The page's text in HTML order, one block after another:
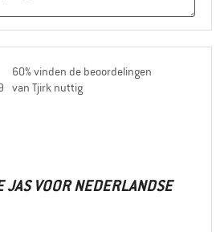
60% vinden de beoordelingen
van Tjirk nuttig
JAS VOOR NEDERLANDSE